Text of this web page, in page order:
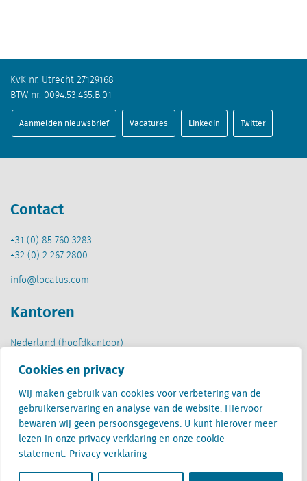
Cookies en privacy
Wij maken gebruik van cookies voor verbetering van de
gebruikerservaring en analyse van de website. Hiervoor
bewaren wij geen persoonsgegevens. U kunt hierover meer
lezen in onze privacy verklaring en onze cookie
statement. Privacy verklaring
KvK nr. Utrecht 27129168
BTW nr. 0094.53.465.B.01
Aanmelden nieuwsbrief Vacatures Linkedin Twitter
Contact
+31 (0) 85 760 3283
+32 (0) 2 267 2800
info@locatus.com
Kantoren
Nederland (hoofdkantoor)
Stationsplein 32
3511 ED Utrecht
België
Cantersteen 47
1000 Brussel